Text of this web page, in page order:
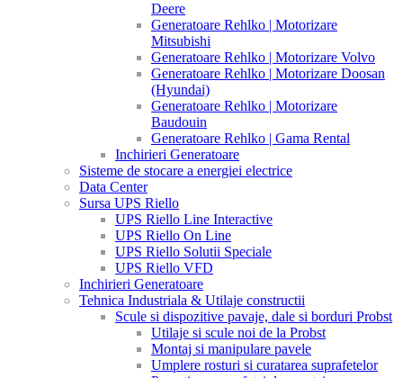
Deere
Generatoare Rehlko | Motorizare
Mitsubishi
Generatoare Rehlko | Motorizare Volvo
Generatoare Rehlko | Motorizare Doosan
(Hyundai)
Generatoare Rehlko | Motorizare
Baudouin
Generatoare Rehlko | Gama Rental
Inchirieri Generatoare
Sisteme de stocare a energiei electrice
Data Center
Sursa UPS Riello
UPS Riello Line Interactive
UPS Riello On Line
UPS Riello Solutii Speciale
UPS Riello VFD
Inchirieri Generatoare
Tehnica Industriala & Utilaje constructii
Scule si dispozitive pavaje, dale si borduri Probst
Utilaje si scule noi de la Probst
Montaj si manipulare pavele
Umplere rosturi si curatarea suprafetelor